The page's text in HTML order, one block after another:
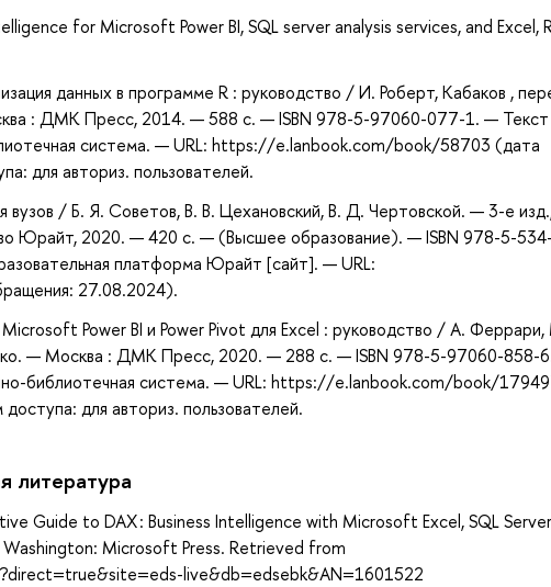
for Microsoft Power BI, SQL server analysis services, and Excel,
данных в программе R : руководство / И. Роберт, Кабаков ,
: ДМК Пресс, 2014. — 588 с. — ISBN 978-5-97060-077-1. — Текст
система. — URL: https://e.lanbook.com/book/58703 (дата
для авториз. пользователей.
вузов / Б. Я. Советов, В. В. Цехановский, В. Д. Чертовской. — 3-е
Юрайт, 2020. — 420 с. — (Высшее образование). — ISBN 978-5-534-
платформа Юрайт [сайт]. — URL:
27.08.2024).
Power BI и Power Pivot для Excel : руководство / А.
— Москва : ДМК Пресс, 2020. — 288 с. — ISBN 978-5-97060-858-
библиотечная система. — URL: https://e.lanbook.com/book/
для авториз. пользователей.
литература
Guide to DAX : Business Intelligence with Microsoft Excel, SQL Server
Washington: Microsoft Press. Retrieved from
live&db=edsebk&AN=1601522